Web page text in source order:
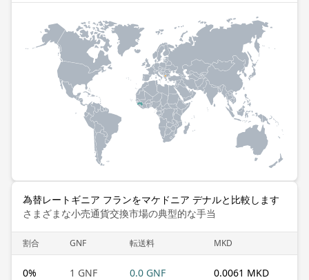
為替レートギニア フランをマケドニア デナルと比較します
さまざまな小売通貨交換市場の典型的な手当
割合 GNF 転送料 MKD
0% 1 GNF 0.0 GNF 0.0061 MKD